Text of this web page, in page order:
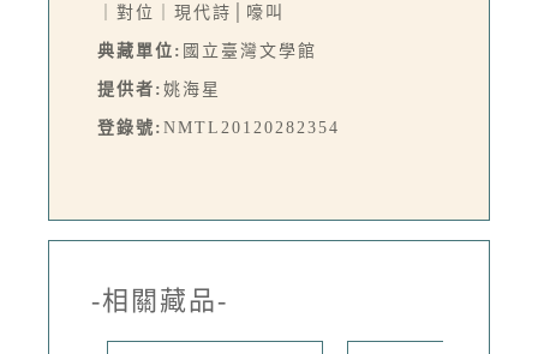
｜對位｜現代詩│嚎叫
典藏單位: 國立臺灣文學館
提供者: 姚海星
登錄號: NMTL20120282354
-相關藏品-